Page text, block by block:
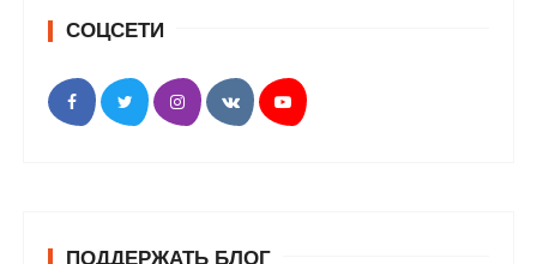
СОЦСЕТИ
ПОДДЕРЖАТЬ БЛОГ